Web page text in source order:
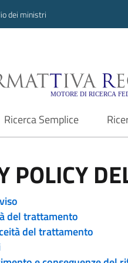
dei ministri
Ricerca Semplice
POLICY
del trattamento
del trattamento